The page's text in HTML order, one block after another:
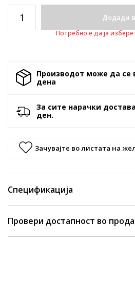
Додади
Потребно е да ја
Производот може да се
денa
За сите нарачки
ден.
Зачувајте во листата на
Спецификација
Провери достапност во